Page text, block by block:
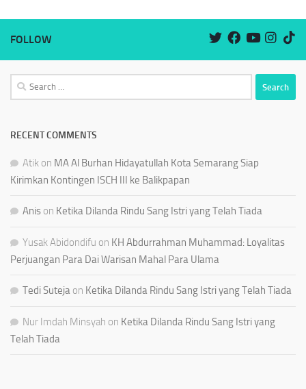
FOLLOW
Search
for:
RECENT COMMENTS
Atik on MA Al Burhan Hidayatullah Kota Semarang Siap
Kirimkan Kontingen ISCH III ke Balikpapan
Anis on Ketika Dilanda Rindu Sang Istri yang Telah Tiada
Yusak Abidondifu on KH Abdurrahman Muhammad: Loyalitas
Perjuangan Para Dai Warisan Mahal Para Ulama
Tedi Suteja on Ketika Dilanda Rindu Sang Istri yang Telah Tiada
Nur Imdah Minsyah on Ketika Dilanda Rindu Sang Istri yang
Telah Tiada